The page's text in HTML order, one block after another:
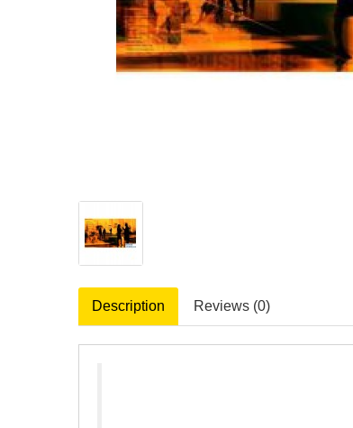
Description Reviews (0)